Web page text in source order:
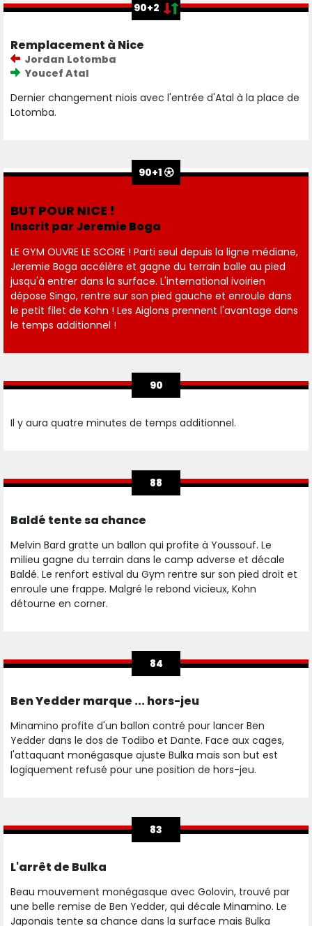
90+2
Remplacement à Nice
Jordan Lotomba
Youcef Atal
Dernier changement niois avec l'entrée d'Atal à la place de
Lotomba.
90+1
BUT POUR NICE !
Inscrit par Jeremie Boga
LE GYM OUVRE LE SCORE ! Parti seul depuis la ligne médiane,
Jeremie Boga accélère et gagne du terrain balle au pied
jusqu'à entrer dans la surface. L'international ivoirien
dépose Singo, rentre sur son pied gauche et enroule dans
le petit filet de Kohn ! Les Aiglons prennent l'avantage dans
le temps additionnel !
90
Il y aura quatre minutes de temps additionnel.
88
Baldé tente sa chance
Melvin Bard gratte un ballon qui profite à Youssouf. Le
milieu gagne du terrain dans le camp adverse et décale
Baldé. Le renfort estival du Gym rentre sur son pied droit et
enroule une frappe. Malgré le rebond vicieux, Kohn
détourne en corner.
84
Ben Yedder marque ... hors-jeu
Minamino profite d'un ballon contré pour lancer Ben
Yedder dans le dos de Todibo et Dante. Face aux cages,
l'attaquant monégasque ajuste Bulka mais son but est
logiquement refusé pour une position de hors-jeu.
83
L'arrêt de Bulka
Beau mouvement monégasque avec Golovin, trouvé par
une belle remise de Ben Yedder, qui décale Minamino. Le
Japonais tente sa chance dans la surface mais Bulka